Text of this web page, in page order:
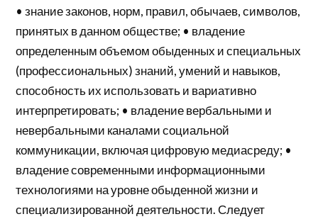
• знание законов, норм, правил, обычаев, символов,
принятых в данном обществе; • владение
определенным объемом обыденных и специальных
(профессиональных) знаний, умений и навыков,
способность их использовать и вариативно
интерпретировать; • владение вербальными и
невербальными каналами социальной
коммуникации, включая цифровую медиасреду; •
владение современными информационными
технологиями на уровне обыденной жизни и
специализированной деятельности. Следует